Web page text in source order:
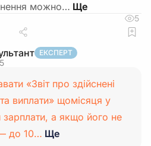
можно…
5
ЕКСПЕРТ
«Звіт про здійснені
виплати» щомісяця у
зарплати, а якщо його не
до 10… Ще